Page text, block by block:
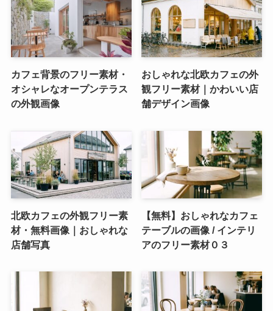
カフェ背景のフリー素材・
オシャレなオープンテラス
の外観画像
おしゃれな北欧カフェの外
観フリー素材｜かわいい店
舗デザイン画像
北欧カフェの外観フリー素
材・無料画像｜おしゃれな
店舗写真
【無料】おしゃれなカフェ
テーブルの画像 / インテリ
アのフリー素材０３